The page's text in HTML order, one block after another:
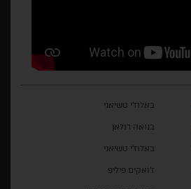
באלוז'י טשיאני
בנואה רולאן
באלוז'י טשיאני
ז'ואקים פיליפ